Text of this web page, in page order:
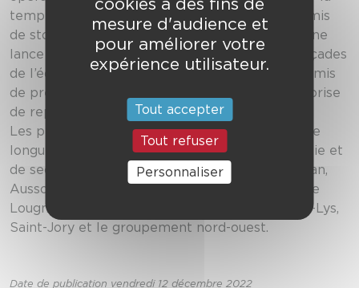
température très froide. Leurs actions ont permis
de stopper la propagation du feu au moyen d’une
lance à eau et de trouées sur les différentes façades
de l’édifice. L’efficacité des soldats du feu a permis
de préserver le bâtiment permettant à l’entreprise
de reprendre une activité prochainement.
Les personnels mobilisés sur cette opération de
longue durée étaient issus des centres d’incendie et
de secours de Villemur-sur-Tarn, Rouffiac-Tolosan,
Aussonne, Toulouse Delrieu, Colomiers, Toulouse
Lougnon, Toulouse Atlanta, Muret Massat, Saint-Lys,
Saint-Jory et le groupement nord-ouest.
Date de publication vendredi 12 décembre 2022
mesure d'audience et
pour améliorer votre
expérience utilisateur.
Tout accepter
Tout refuser
Personnaliser